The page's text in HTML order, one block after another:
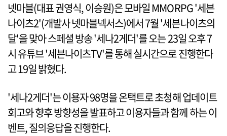
넷마블(대표 권영식, 이승원)은 모바일 MMORPG '세븐
나이츠2'(개발사 넷마블넥서스)에서 7월 '세븐나이츠의
달'을 맞아 스페셜 방송 '세나2게더'를 오는 23일 오후 7
시 유튜브 '세븐나이츠TV'를 통해 실시간으로 진행한다
고 19일 밝혔다.
'세나2게더'는 이용자 98명을 온택트로 초청해 업데이트
회고와 향후 방향성을 발표하고 이용자들과 함께 하는 이
벤트, 질의응답을 진행한다.